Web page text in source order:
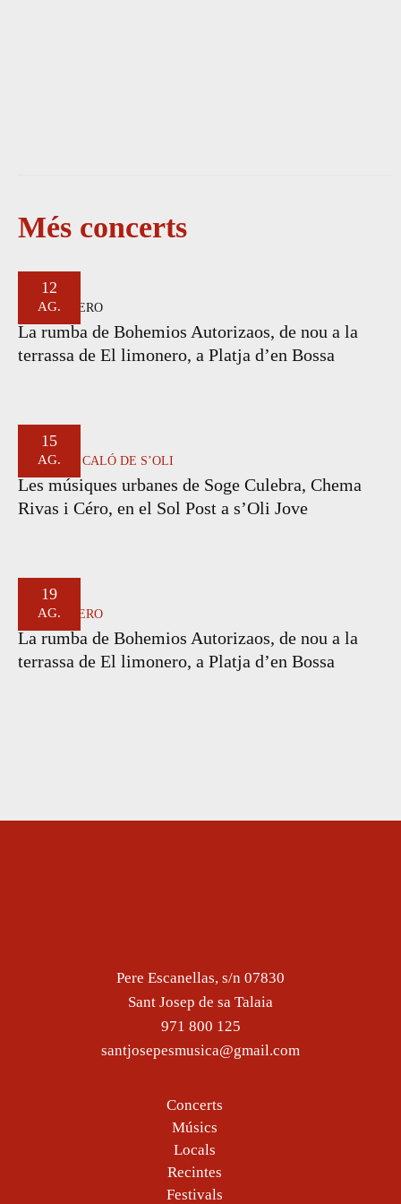
Més concerts
12
AG.
EL LIMONERO
La rumba de Bohemios Autorizaos, de nou a la
terrassa de El limonero, a Platja d’en Bossa
15
AG.
AUDITORI CALÓ DE S’OLI
Les músiques urbanes de Soge Culebra, Chema
Rivas i Céro, en el Sol Post a s’Oli Jove
19
AG.
EL LIMONERO
La rumba de Bohemios Autorizaos, de nou a la
terrassa de El limonero, a Platja d’en Bossa
Pere Escanellas, s/n 07830
Sant Josep de sa Talaia
971 800 125
santjosepesmusica@gmail.com
Concerts
Músics
Locals
Recintes
Festivals